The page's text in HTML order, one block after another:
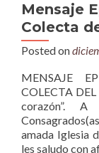
Mensaje
Colecta
Posted on
MENSAJE
COLECTA
corazón”. A
amada Iglesia
les saludo con